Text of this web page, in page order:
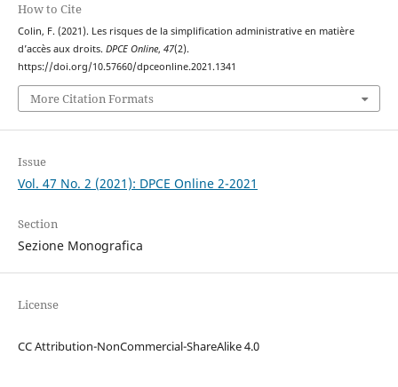
How to Cite
Colin, F. (2021). Les risques de la simplification administrative en matière
d’accès aux droits. DPCE Online, 47(2).
https://doi.org/10.57660/dpceonline.2021.1341
More Citation Formats
Issue
Vol. 47 No. 2 (2021): DPCE Online 2-2021
Section
Sezione Monografica
License
CC Attribution-NonCommercial-ShareAlike 4.0